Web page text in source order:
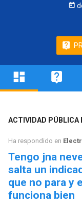
ACTIVIDAD PÚBLICA
Ha respondido en
Tengo jna
salta un
que no para y
funciona bien